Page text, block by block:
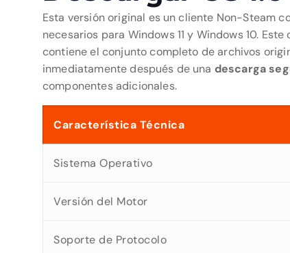
Esta versión original es un cliente Non-Steam
necesarios para Windows 11 y Windows 10.
contiene el conjunto completo de archivos
inmediatamente después de una descarga
componentes adicionales.
Característica Técnica
Sistema Operativo
Versión del Motor
Soporte de Protocolo